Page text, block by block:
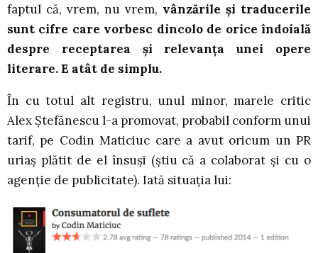
faptul că, vrem, nu vrem, vânzările și traducerile
sunt cifre care vorbesc dincolo de orice îndoială
despre receptarea și relevanța unei opere
literare. E atât de simplu.
În cu totul alt registru, unul minor, marele critic
Alex Ștefănescu l-a promovat, probabil conform unui
tarif, pe Codin Maticiuc care a avut oricum un PR
uriaș plătit de el însuși (știu că a colaborat și cu o
agenție de publicitate). Iată situația lui: